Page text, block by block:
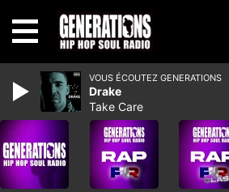
VOUS ÉCOUTEZ GENERATIONS
Drake
Take Care